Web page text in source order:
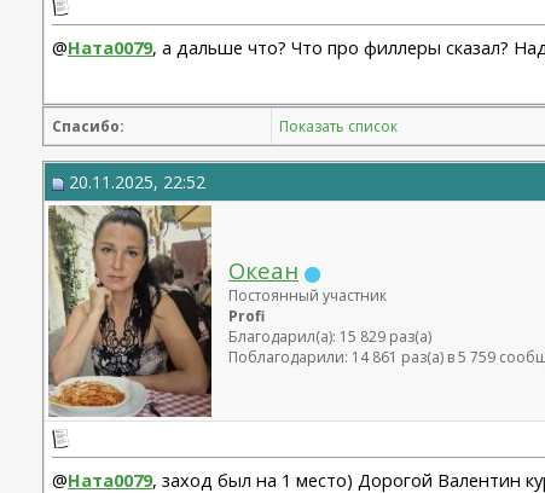
@Ната0079, а дальше что? Что про филлеры сказал?
Спасибо: Показать список
20.11.2025, 22:52
Океан
Постоянный участник
Profi
Благодарил(а): 15 829 раз(а)
Поблагодарили: 14 861 раз(а) в 5 759
@Ната0079, заход был на 1 место) Дорогой Валентин